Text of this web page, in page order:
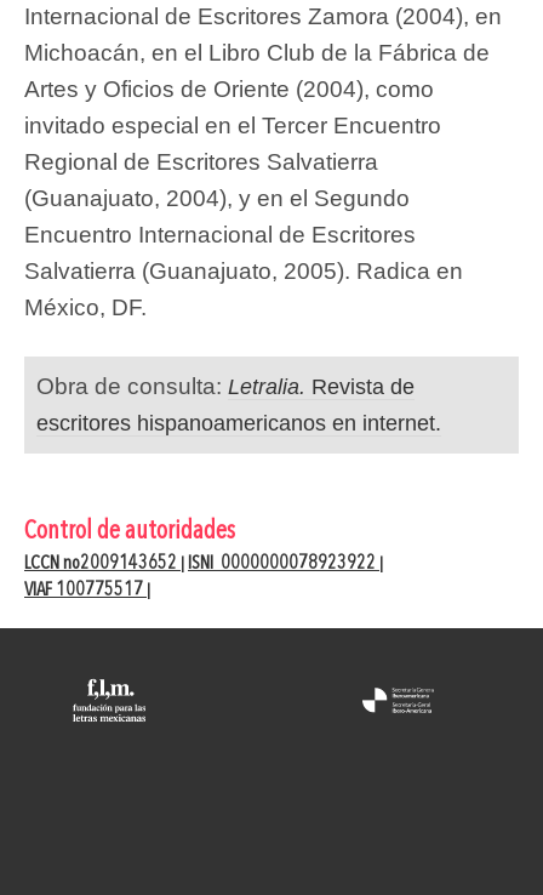
Internacional de Escritores Zamora (2004), en
Michoacán, en el Libro Club de la Fábrica de
Artes y Oficios de Oriente (2004), como
invitado especial en el Tercer Encuentro
Regional de Escritores Salvatierra
(Guanajuato, 2004), y en el Segundo
Encuentro Internacional de Escritores
Salvatierra (Guanajuato, 2005). Radica en
México, DF.
Obra de consulta: Letralia. Revista de
escritores hispanoamericanos en internet.
Control de autoridades
LCCN no2009143652 ISNI 0000000078923922
VIAF 100775517